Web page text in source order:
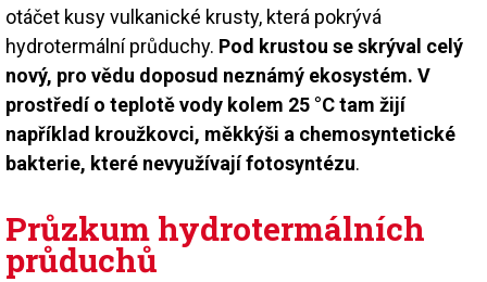
otáčet kusy vulkanické krusty, která pokrývá
hydrotermální průduchy. Pod krustou se skrýval celý
nový, pro vědu doposud neznámý ekosystém. V
prostředí o teplotě vody kolem 25 °C tam žijí
například kroužkovci, měkkýši a chemosyntetické
bakterie, které nevyužívají fotosyntézu.
Průzkum hydrotermálních
průduchů